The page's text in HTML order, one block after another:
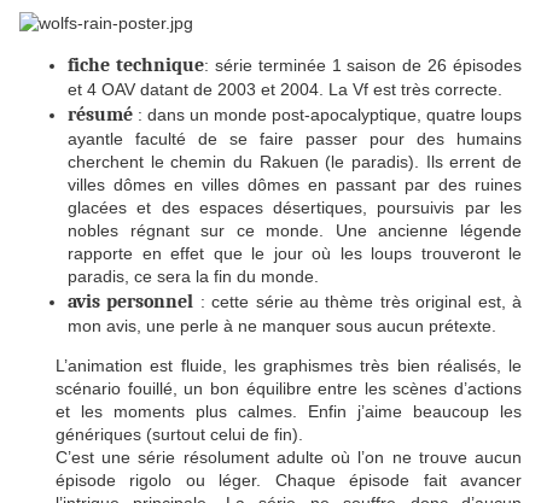
fiche technique: série terminée 1 saison de 26 épisodes
et 4 OAV datant de 2003 et 2004. La Vf est très correcte.
résumé : dans un monde post-apocalyptique, quatre loups
ayantle faculté de se faire passer pour des humains
cherchent le chemin du Rakuen (le paradis). Ils errent de
villes dômes en villes dômes en passant par des ruines
glacées et des espaces désertiques, poursuivis par les
nobles régnant sur ce monde. Une ancienne légende
rapporte en effet que le jour où les loups trouveront le
paradis, ce sera la fin du monde.
avis personnel : cette série au thème très original est, à
mon avis, une perle à ne manquer sous aucun prétexte.
L’animation est fluide, les graphismes très bien réalisés, le
scénario fouillé, un bon équilibre entre les scènes d’actions
et les moments plus calmes. Enfin j’aime beaucoup les
génériques (surtout celui de fin).
C’est une série résolument adulte où l’on ne trouve aucun
épisode rigolo ou léger. Chaque épisode fait avancer